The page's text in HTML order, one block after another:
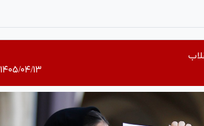
۱۴۰۵/۰۴/۱۳ - ۱۰:۳۴